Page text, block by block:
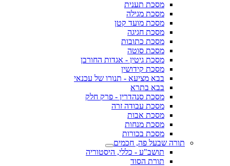
מסכת תענית
מסכת מגילה
מסכת מועד קטן
מסכת חגיגה
מסכת כתובות
מסכת סוטה
מסכת גיטין - אגדות החורבן
מסכת קידושין
בבא מציעא - תנורו של עכנאי
בבא בתרא
מסכת סנהדרין - פרק חלק
מסכת עבודה זרה
מסכת אבות
מסכת מנחות
מסכת בכורות
תורה שבעל פה, חכמים
תושב"ע - כללי, היסטוריה
תורת הסוד